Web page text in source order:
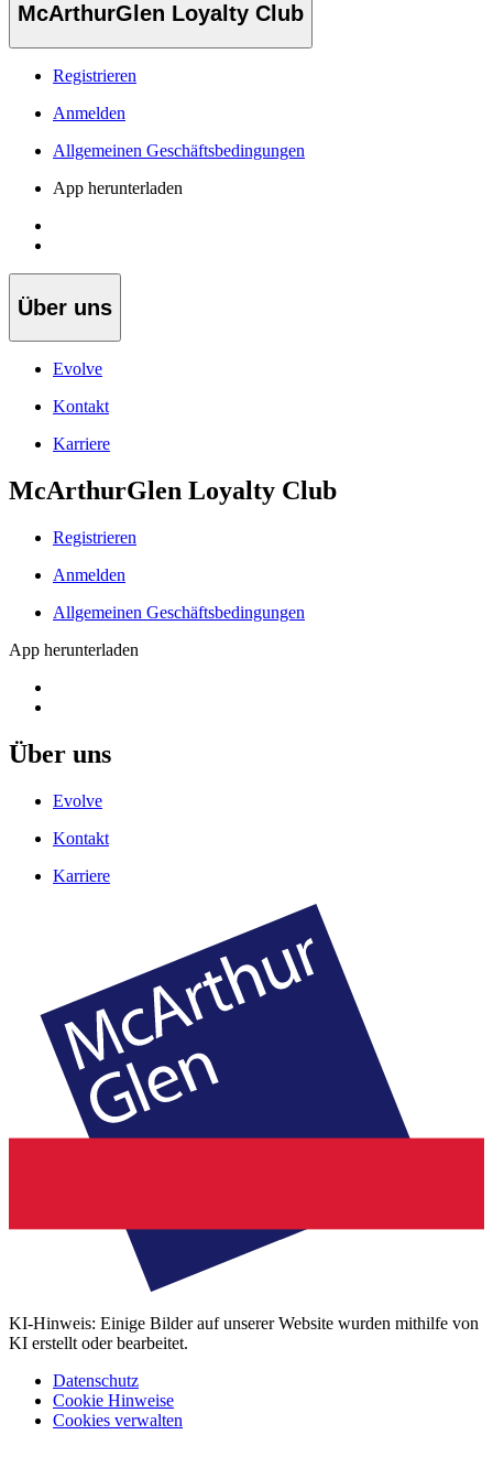
McArthurGlen Loyalty Club
Registrieren
Anmelden
Allgemeinen Geschäftsbedingungen
App herunterladen
Über uns
Evolve
Kontakt
Karriere
McArthurGlen Loyalty Club
Registrieren
Anmelden
Allgemeinen Geschäftsbedingungen
App herunterladen
Über uns
Evolve
Kontakt
Karriere
KI-Hinweis: Einige Bilder auf unserer Website wurden mithilfe von
KI erstellt oder bearbeitet.
Datenschutz
Cookie Hinweise
Cookies verwalten